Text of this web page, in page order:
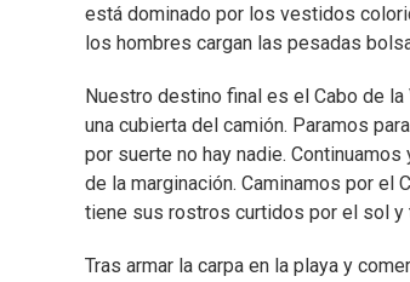
está dominado por los vestidos
los hombres cargan las pesadas
Nuestro destino final es el Cabo de
una cubierta del camión. Paramos
por suerte no hay nadie.
de la marginación. Caminamos por el
tiene sus rostros curtidos por el sol y
Tras armar la carpa en la playa y